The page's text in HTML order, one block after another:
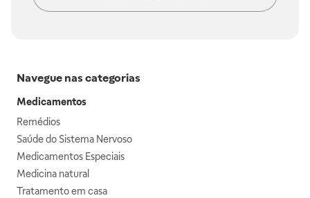
Navegue nas categorias
Medicamentos
Remédios
Saúde do Sistema Nervoso
Medicamentos Especiais
Medicina natural
Tratamento em casa